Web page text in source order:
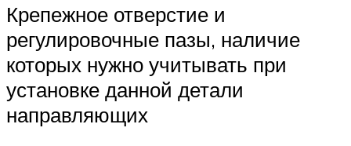
Крепежное отверстие и
регулировочные пазы, наличие
которых нужно учитывать при
установке данной детали
направляющих